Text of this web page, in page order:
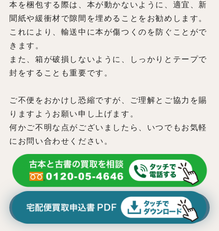
本を梱包する際は、本が動かないように、適宜、新
聞紙や緩衝材で隙間を埋めることをお勧めします。
これにより、輸送中に本が傷つくのを防ぐことがで
きます。
また、箱が破損しないように、しっかりとテープで
封をすることも重要です。
ご不便をおかけし恐縮ですが、ご理解とご協力を賜
りますようお願い申し上げます。
何かご不明な点がございましたら、いつでもお気軽
にお問い合わせください。